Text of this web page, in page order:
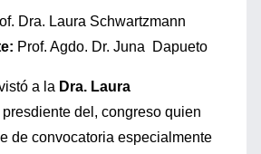
Dra. Laura Schwartzmann
Prof. Agdo. Dr. Juna Dapueto
a la Dra. Laura
presdiente del, congreso quien
de convocatoria especialmente